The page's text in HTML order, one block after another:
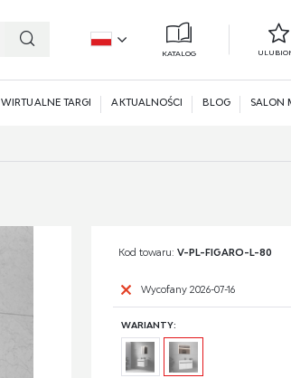
KATALOG
WIRTUALNE TARGI AKTUALNOŚCI BLOG SALON
Kod towaru: V-PL-FIGARO-L-80
Wycofany 2026-07-16
WARIANTY: